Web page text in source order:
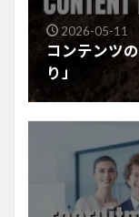
2026-05-11
コンテンツ
り」